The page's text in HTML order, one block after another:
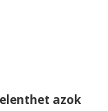
azok